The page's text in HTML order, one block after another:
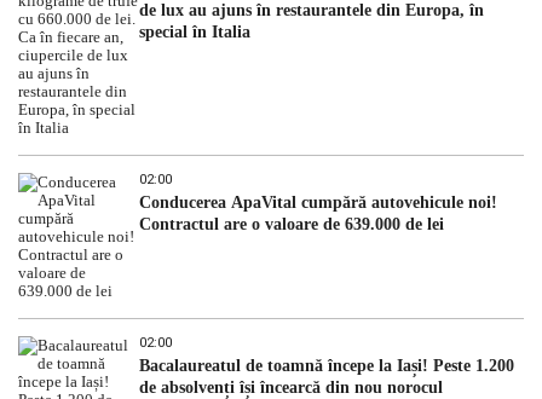
de lux au ajuns în restaurantele din Europa, în
special în Italia
02:00
Conducerea ApaVital cumpără autovehicule noi!
Contractul are o valoare de 639.000 de lei
02:00
Bacalaureatul de toamnă începe la Iași! Peste 1.200
de absolvenți își încearcă din nou norocul